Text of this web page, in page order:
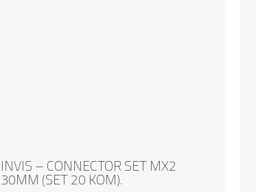
INVIS – CONNECTOR SET MX2
30MM (SET 20 KOM).